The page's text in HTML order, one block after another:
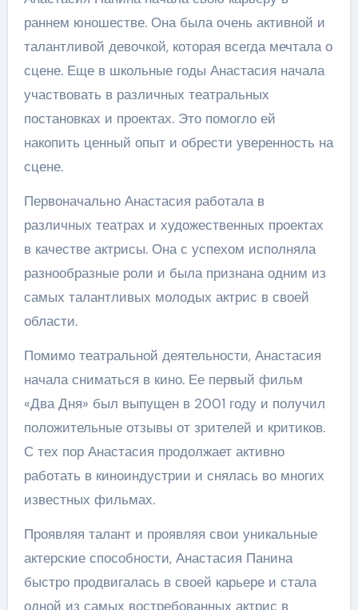
раннем юношестве. Она была очень активной и
талантливой девочкой, которая всегда мечтала о
сцене. Еще в школьные годы Анастасия начала
участвовать в различных театральных
постановках и проектах. Это помогло ей
накопить ценный опыт и обрести уверенность на
сцене.
Первоначально Анастасия работала в
различных театрах и художественных проектах
в качестве актрисы. Она с успехом исполняла
разнообразные роли и была признана одним из
самых талантливых молодых актрис в своей
области.
Помимо театральной деятельности, Анастасия
начала сниматься в кино. Ее первый фильм
«Два Дня» был выпущен в 2001 году и получил
положительные отзывы от зрителей и критиков.
С тех пор Анастасия продолжает активно
работать в киноиндустрии и снялась во многих
известных фильмах.
Проявляя талант и проявляя свои уникальные
актерские способности, Анастасия Панина
быстро продвигалась в своей карьере и стала
одной из самых востребованных актрис в